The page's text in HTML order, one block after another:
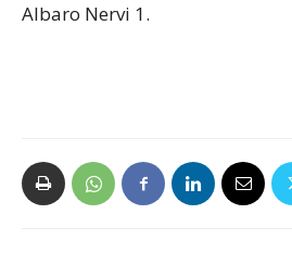
Albaro Nervi 1.